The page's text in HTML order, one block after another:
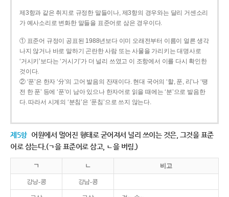
제3항과 같은 취지로 규정한 말들이나, 제3항의 경우와는 달리 거센소리
가 예사소리로 변화한 말들을 표준어로 삼은 경우이다.
① 표준어 규정이 공표된 1988년보다 이미 오래전부터 이름이 얼른 생각
나지 않거나 바로 말하기 곤란한 사람 또는 사물을 가리키는 대명사로
‘거시키’보다는 ‘거시기’가 더 널리 쓰였고 이 조항에서 이를 다시 확인한
것이다.
② ‘푼’은 한자 ‘分’의 고어 발음의 잔재이다. 현대 국어의 ‘할, 푼, 리’나 ‘땡
전 한 푼’ 등에 ‘푼’이 남아 있으나 한자어로 읽을 때에는 ‘분’으로 발음한
다. 따라서 시계의 ‘분침’은 ‘푼침’으로 쓰지 않는다.
제5항 어원에서 멀어진 형태로 굳어져서 널리 쓰이는 것은, 그것을 표준
어로 삼는다.(ㄱ을 표준어로 삼고, ㄴ을 버림.)
ㄱ ㄴ 비고
강낭-콩 강남-콩